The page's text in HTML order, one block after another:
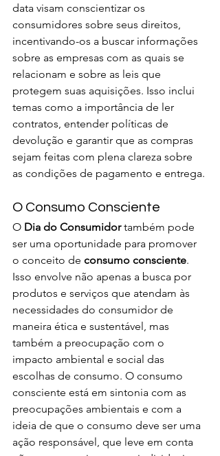
data visam conscientizar os
consumidores sobre seus direitos,
incentivando-os a buscar informações
sobre as empresas com as quais se
relacionam e sobre as leis que
protegem suas aquisições. Isso inclui
temas como a importância de ler
contratos, entender políticas de
devolução e garantir que as compras
sejam feitas com plena clareza sobre
as condições de pagamento e entrega.
O Consumo Consciente
O Dia do Consumidor também pode
ser uma oportunidade para promover
o conceito de consumo consciente.
Isso envolve não apenas a busca por
produtos e serviços que atendam às
necessidades do consumidor de
maneira ética e sustentável, mas
também a preocupação com o
impacto ambiental e social das
escolhas de consumo. O consumo
consciente está em sintonia com as
preocupações ambientais e com a
ideia de que o consumo deve ser uma
ação responsável, que leve em conta